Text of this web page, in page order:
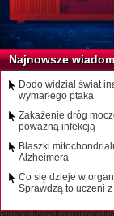
Najnowsze
Dodo widział świat
wymarłego ptaka
Zakażenie dróg
poważną infekcją
Blaszki
Alzheimera
Co się dzieje w
Sprawdzą to uczeni